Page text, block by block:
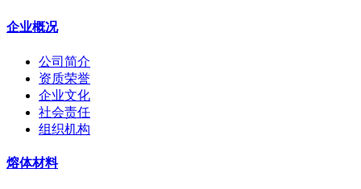
企业概况
公司简介
资质荣誉
企业文化
社会责任
组织机构
熔体材料